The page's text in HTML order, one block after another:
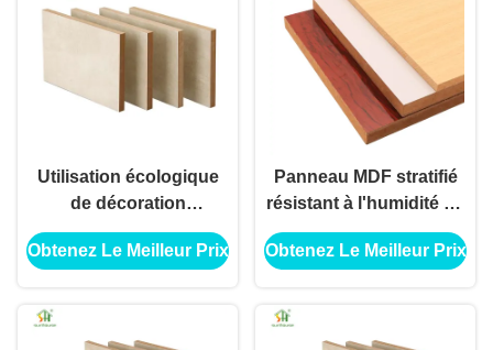
Utilisation écologique
de décoration
extérieure intérieure de
panneau de forces de
l'utilisation d'application
Obtenez Le Meilleur Prix
Panneau MDF stratifié
résistant à l'humidité en
mélamine MDF pour
utilisation de décoration
Obtenez Le Meilleur Prix